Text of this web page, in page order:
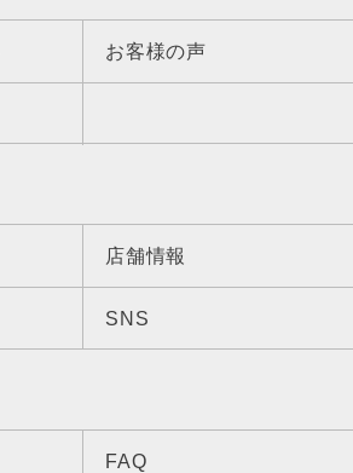
お客様の声
店舗情報
SNS
FAQ